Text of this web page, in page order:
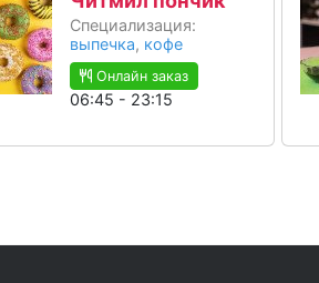
Специализация:
выпечка, кофе
Онлайн заказ
06:45 - 23:15